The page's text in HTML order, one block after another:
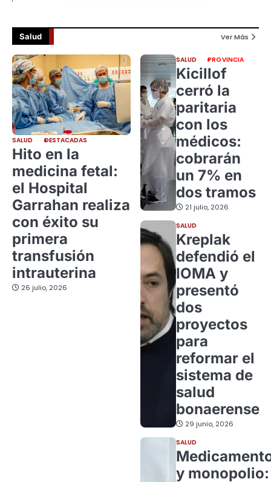
Salud Ver Más
SALUD DESTACADAS
Hito en la
medicina fetal:
el Hospital
Garrahan realiza
con éxito su
primera
transfusión
intrauterina
26 julio, 2026
SALUD PROVINCIA
Kicillof
cerró la
paritaria
con los
médicos:
cobrarán
un 7% en
dos tramos
21 julio, 2026
SALUD
Kreplak
defendió el
IOMA y
presentó
dos
proyectos
para
reformar el
sistema de
salud
bonaerense
29 junio, 2026
SALUD
y monopolio: